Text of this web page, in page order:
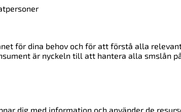
för dina behov och för att förstå alla
är nyckeln till att hantera alla smslån
dig med information och använder de